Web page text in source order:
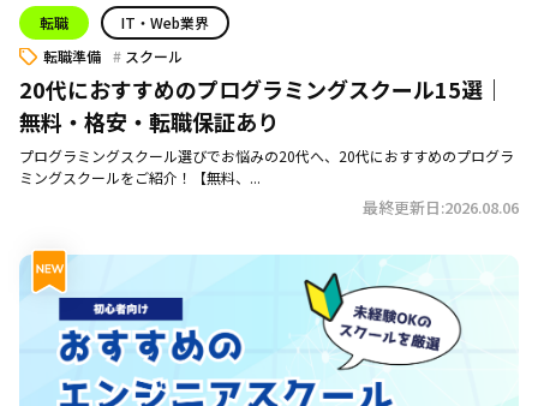
転職
IT・Web業界
転職準備
スクール
20代におすすめのプログラミングスクール15選｜
無料・格安・転職保証あり
プログラミングスクール選びでお悩みの20代へ、20代におすすめのプログラ
ミングスクールをご紹介！【無料、...
最終更新日:2026.08.06